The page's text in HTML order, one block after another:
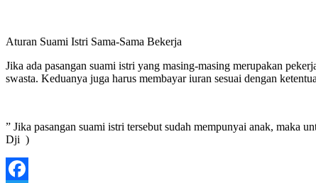
Aturan Suami Istri Sama-Sama Bekerja
Jika ada pasangan suami istri yang masing-masing merupakan
swasta. Keduanya juga harus membayar iuran sesuai dengan
” Jika pasangan suami istri tersebut sudah mempunyai anak,
Dji )